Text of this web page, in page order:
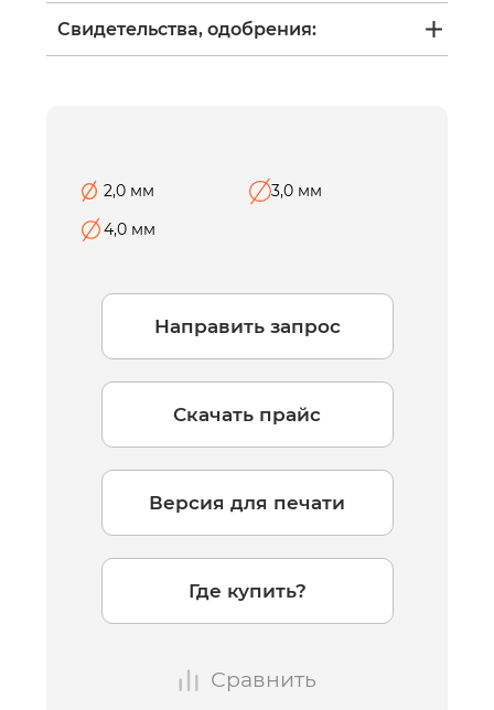
Свидетельства, одобрения:
2,0 мм
3,0 мм
4,0 мм
Направить запрос
Скачать прайс
Версия для печати
Где купить?
Сравнить